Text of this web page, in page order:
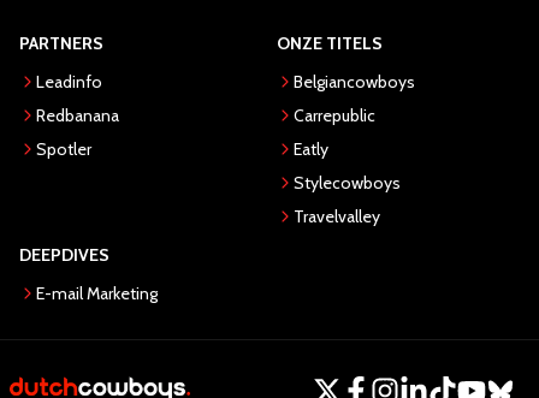
PARTNERS
Leadinfo
Redbanana
Spotler
ONZE TITELS
Belgiancowboys
Carrepublic
Eatly
Stylecowboys
Travelvalley
DEEPDIVES
E-mail Marketing